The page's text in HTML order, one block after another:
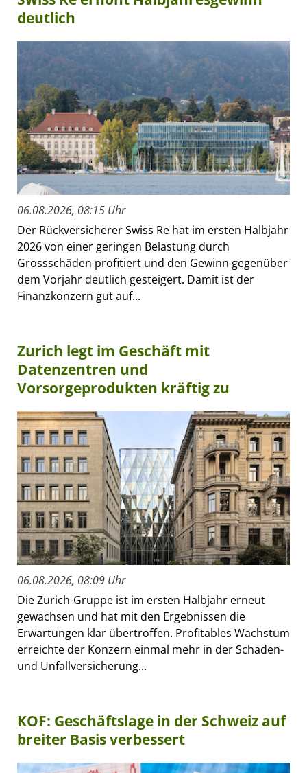
deutlich
06.08.2026, 08:15 Uhr
Der Rückversicherer Swiss Re hat im ersten Halbjahr
2026 von einer geringen Belastung durch
Grossschäden profitiert und den Gewinn gegenüber
dem Vorjahr deutlich gesteigert. Damit ist der
Finanzkonzern gut auf...
Zurich legt im Geschäft mit
Datenzentren und
Vorsorgeprodukten kräftig zu
06.08.2026, 08:09 Uhr
Die Zurich-Gruppe ist im ersten Halbjahr erneut
gewachsen und hat mit den Ergebnissen die
Erwartungen klar übertroffen. Profitables Wachstum
erreichte der Konzern einmal mehr in der Schaden-
und Unfallversicherung...
KOF: Geschäftslage in der Schweiz auf
breiter Basis verbessert